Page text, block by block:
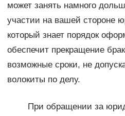
может занять намного
участии на вашей стороне
который знает порядок
обеспечит прекращение
возможные сроки, не
волокиты по делу.
При обращении за